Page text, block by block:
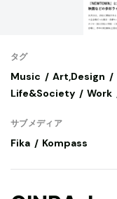
タグ
Music Art,Design
Life&Society
Work
サブメディア
Fika Kompass